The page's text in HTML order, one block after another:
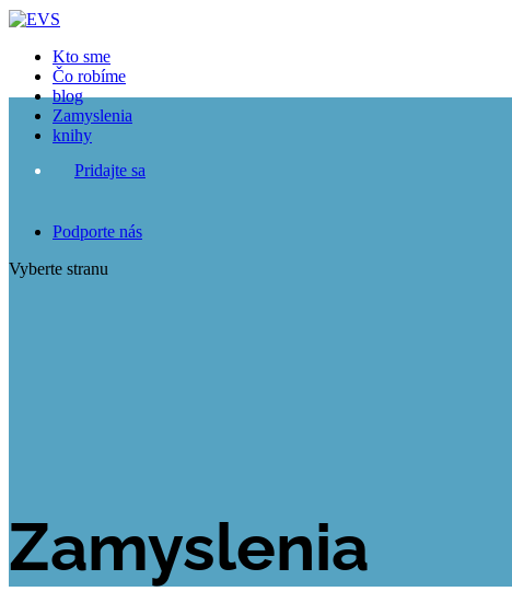
Close
Kto sme
Čo robíme
blog
Zamyslenia
knihy
Pridajte sa
Podporte nás
Vyberte stranu
Zamyslenia